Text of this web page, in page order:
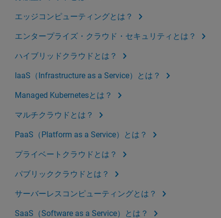
エッジコンピューティングとは？
エンタープライズ・クラウド・セキュリティとは？
ハイブリッドクラウドとは？
IaaS（Infrastructure as a Service）とは？
Managed Kubernetesとは？
マルチクラウドとは？
PaaS（Platform as a Service）とは？
プライベートクラウドとは？
パブリッククラウドとは？
サーバーレスコンピューティングとは？
SaaS（Software as a Service）とは？